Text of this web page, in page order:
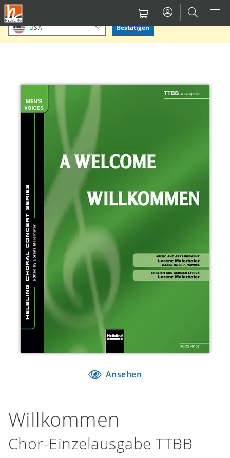
Direkt
zum
Inhalt
Bitte Standort bestätigen oder einen anderen auswählen.
USA Bestätigen
Ansehen
Willkommen
Chor-Einzelausgabe TTBB